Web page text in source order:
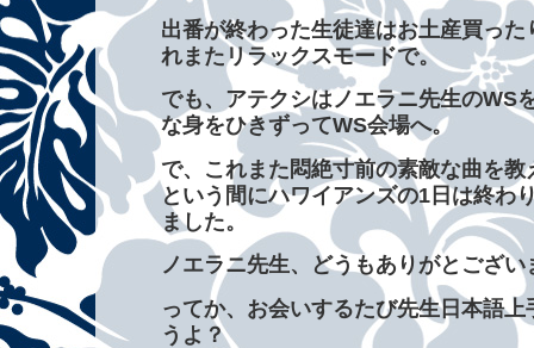
出番が終わった生徒達はお土産買っ
れまたリラックスモードで。
でも、アテクシはノエラニ先生のWS
な身をひきずってWS会場へ。
で、これまた悶絶寸前の素敵な曲を
という間にハワイアンズの1日は終わ
ました。
ノエラニ先生、どうもありがとござい
ってか、お会いするたび先生日本語
うよ？